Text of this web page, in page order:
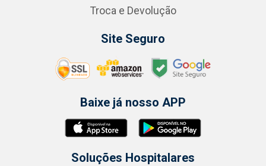
Troca e Devolução
Site Seguro
Baixe já nosso APP
Soluções Hospitalares